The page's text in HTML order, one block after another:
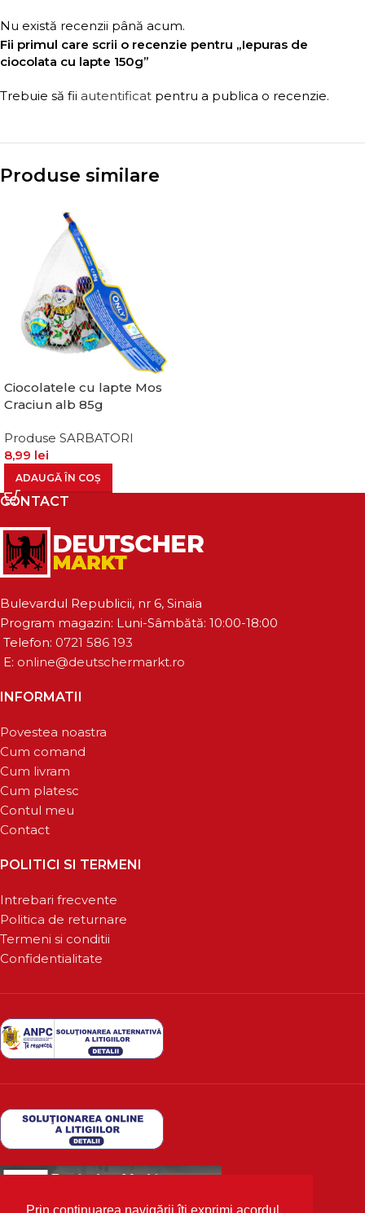
Nu există recenzii până acum.
Fii primul care scrii o recenzie pentru „Iepuras de
ciocolata cu lapte 150g”
Trebuie să fii autentificat pentru a publica o recenzie.
Produse similare
Ciocolatele cu lapte Mos
Craciun alb 85g
Produse SARBATORI
8,99 lei
ADAUGĂ ÎN COȘ
CONTACT
Bulevardul Republicii, nr 6, Sinaia
Program magazin: Luni-Sâmbătă: 10:00-18:00
Telefon: 0721 586 193
E: online@deutschermarkt.ro
INFORMATII
Povestea noastra
Cum comand
Cum livram
Cum platesc
Contul meu
Contact
POLITICI SI TERMENI
Intrebari frecvente
Politica de returnare
Termeni si conditii
Confidentialitate